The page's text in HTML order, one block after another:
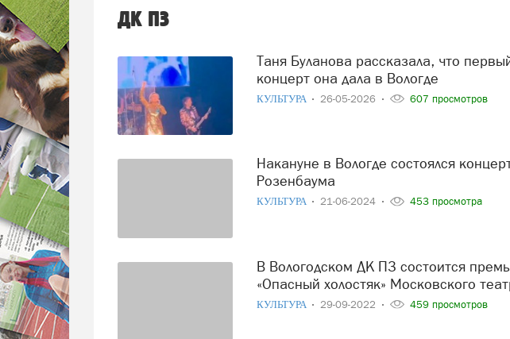
дк пз
Таня Буланова рассказала, что первый гастрольный
концерт она дала в Вологде
КУЛЬТУРА 26-05-2026 607 просмотров
Накануне в Вологде состоялся концерт Александра
Розенбаума
КУЛЬТУРА 21-06-2024 453 просмотра
В Вологодском ДК ПЗ состоится премьера спектакля
«Опасный холостяк» Московского
КУЛЬТУРА 29-09-2022 459 просмотров